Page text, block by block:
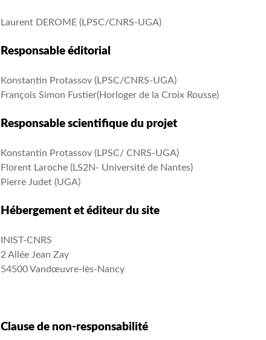
Laurent DEROME (LPSC/CNRS-UGA)
Responsable éditorial
Konstantin Protassov (LPSC/CNRS-UGA)
François Simon Fustier(Horloger de la Croix Rousse)
Responsable scientifique du projet
Konstantin Protassov (LPSC/ CNRS-UGA)
Florent Laroche (LS2N- Université de Nantes)
Pierre Judet (UGA)
Hébergement et éditeur du site
INIST-CNRS
2 Allée Jean Zay
54500 Vandœuvre-lès-Nancy
Clause de non-responsabilité